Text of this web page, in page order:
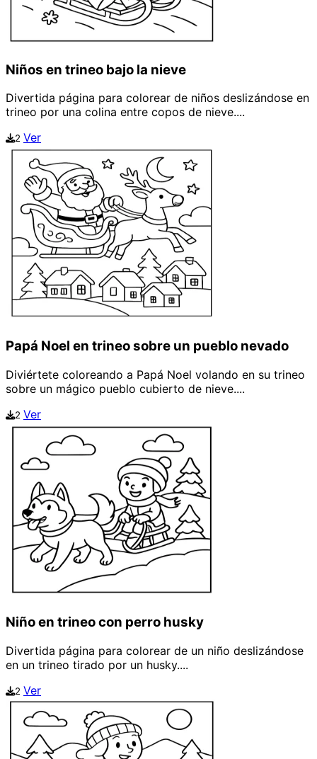
Niños en trineo bajo la nieve
Divertida página para colorear de niños deslizándose en
trineo por una colina entre copos de nieve....
2 Ver
Papá Noel en trineo sobre un pueblo nevado
Diviértete coloreando a Papá Noel volando en su trineo
sobre un mágico pueblo cubierto de nieve....
2 Ver
Niño en trineo con perro husky
Divertida página para colorear de un niño deslizándose
en un trineo tirado por un husky....
2 Ver